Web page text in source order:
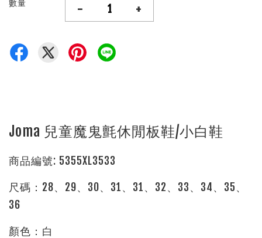
數量 - +
Joma 兒童魔鬼氈休閒板鞋/小白鞋
商品編號: 5355XL3533
尺碼：28、29、30、31、31、32、33、34、35、
36
顏色：白